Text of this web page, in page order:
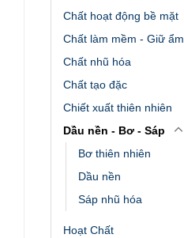
Chất hoạt động bề mặt
Chất làm mềm - Giữ ẩm
Chất nhũ hóa
Chất tạo đặc
Chiết xuất thiên nhiên
Dầu nền - Bơ - Sáp
Bơ thiên nhiên
Dầu nền
Sáp nhũ hóa
Hoạt Chất